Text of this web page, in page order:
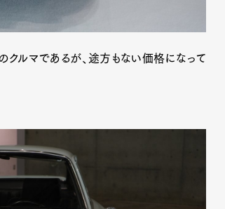
クルマであるが、途方もない価格になって